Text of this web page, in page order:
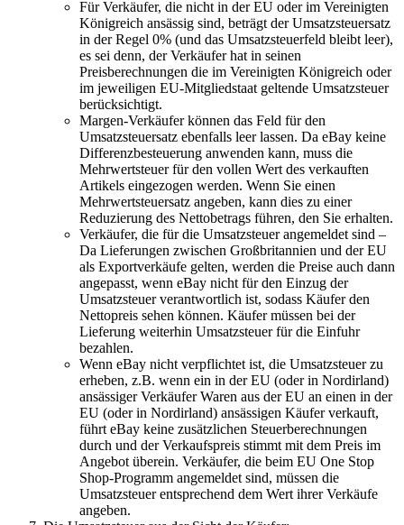
Für Verkäufer, die nicht in der EU oder im Vereinigten
Königreich ansässig sind, beträgt der Umsatzsteuersatz
in der Regel 0% (und das Umsatzsteuerfeld bleibt leer),
es sei denn, der Verkäufer hat in seinen
Preisberechnungen die im Vereinigten Königreich oder
im jeweiligen EU-Mitgliedstaat geltende Umsatzsteuer
berücksichtigt.
Margen-Verkäufer können das Feld für den
Umsatzsteuersatz ebenfalls leer lassen. Da eBay keine
Differenzbesteuerung anwenden kann, muss die
Mehrwertsteuer für den vollen Wert des verkauften
Artikels eingezogen werden. Wenn Sie einen
Mehrwertsteuersatz angeben, kann dies zu einer
Reduzierung des Nettobetrags führen, den Sie erhalten.
Verkäufer, die für die Umsatzsteuer angemeldet sind –
Da Lieferungen zwischen Großbritannien und der EU
als Exportverkäufe gelten, werden die Preise auch dann
angepasst, wenn eBay nicht für den Einzug der
Umsatzsteuer verantwortlich ist, sodass Käufer den
Nettopreis sehen können. Käufer müssen bei der
Lieferung weiterhin Umsatzsteuer für die Einfuhr
bezahlen.
Wenn eBay nicht verpflichtet ist, die Umsatzsteuer zu
erheben, z.B. wenn ein in der EU (oder in Nordirland)
ansässiger Verkäufer Waren aus der EU an einen in der
EU (oder in Nordirland) ansässigen Käufer verkauft,
führt eBay keine zusätzlichen Steuerberechnungen
durch und der Verkaufspreis stimmt mit dem Preis im
Angebot überein. Verkäufer, die beim EU One Stop
Shop-Programm angemeldet sind, müssen die
Umsatzsteuer entsprechend dem Wert ihrer Verkäufe
angeben.